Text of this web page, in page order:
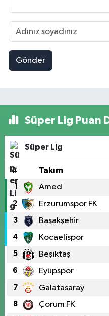
Gönder
Süper Lig Puan
Süper Lig
# Takım
1 Amed
2 Erzurumspor FK
3 Başakşehir
4 Kocaelispor
5 Beşiktaş
6 Eyüpspor
7 Galatasaray
8 Çorum FK